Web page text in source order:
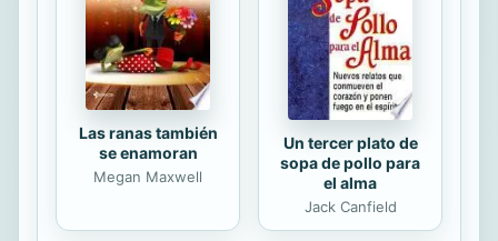
Las ranas también
se enamoran
Megan Maxwell
Un tercer plato de
sopa de pollo para
el alma
Jack Canfield